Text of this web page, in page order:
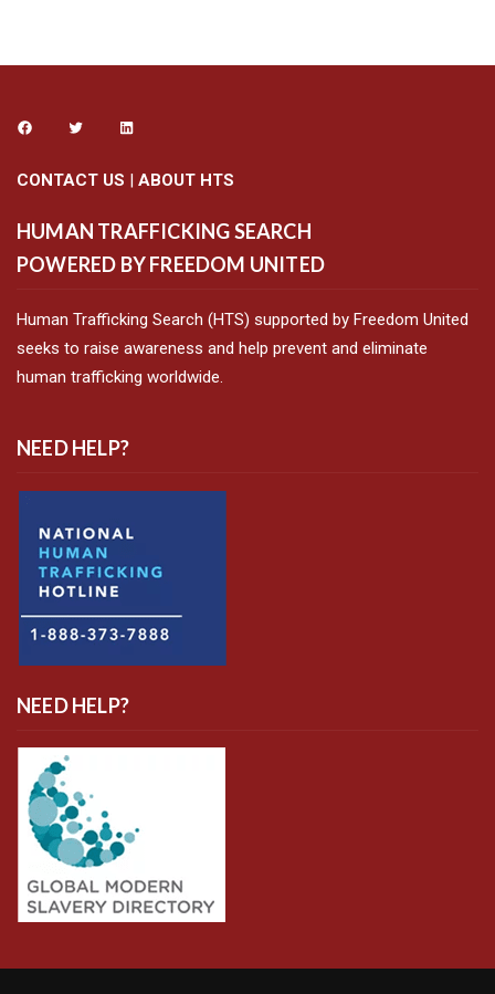
CONTACT US | ABOUT HTS
HUMAN TRAFFICKING SEARCH
POWERED BY FREEDOM UNITED
Human Trafficking Search (HTS) supported by Freedom United
seeks to raise awareness and help prevent and eliminate
human trafficking worldwide.
NEED HELP?
NEED HELP?